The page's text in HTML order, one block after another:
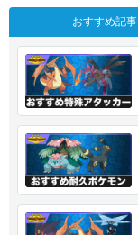
おすすめ記事